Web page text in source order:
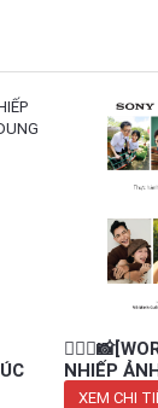
NHIẾP
VỚI CHÂN
XEM CHI